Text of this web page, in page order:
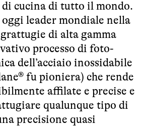
di cucina di tutto il mondo.
leader mondiale nella
di alta gamma
processo di foto-
dell’acciaio inossidabile
fu pioniera) che rende
affilate e precise e
qualunque tipo di
precisione quasi